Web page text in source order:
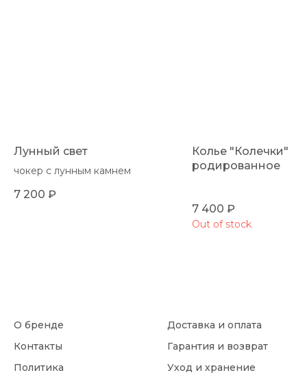
Лунный свет
чокер с лунным камнем
7 200 ₽
Колье "Колечки"
родированное
7 400 ₽
Out of stock
О бренде
Контакты
Политика
Доставка и оплата
Гарантия и возврат
Уход и хранение